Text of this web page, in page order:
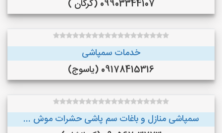
09903344107 (گرگان )
خدمات سمپاشی
09178415316 (یاسوج)
سمپاشی منازل و باغات سم پاشی حشرات موش ...